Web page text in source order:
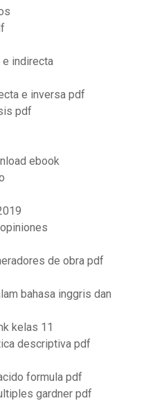
indirecta
e inversa pdf
pdf
ebook
de obra pdf
bahasa inggris dan
kelas 11
descriptiva pdf
formula pdf
gardner pdf